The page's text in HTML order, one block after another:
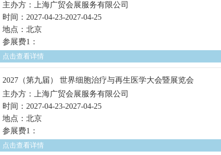
主办方：上海广贸会展服务有限公司
时间：2027-04-23-2027-04-25
地点：北京
参展费1：
点击查看详情
2027（第九届） 世界细胞治疗与再生医学大会暨展览会
主办方：上海广贸会展服务有限公司
时间：2027-04-23-2027-04-25
地点：北京
参展费1：
点击查看详情